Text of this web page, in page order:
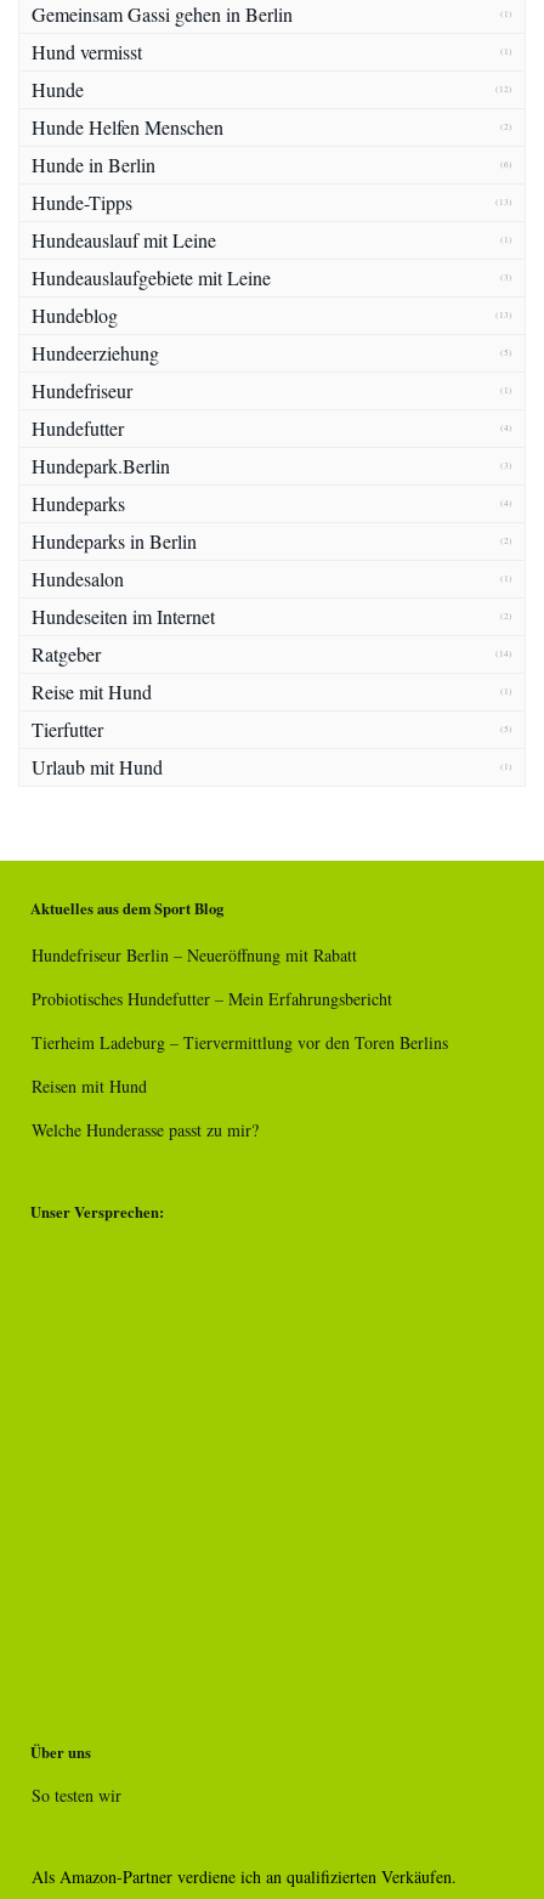
Gemeinsam Gassi gehen in Berlin (1)
Hund vermisst (1)
Hunde (12)
Hunde Helfen Menschen (2)
Hunde in Berlin (6)
Hunde-Tipps (13)
Hundeauslauf mit Leine (1)
Hundeauslaufgebiete mit Leine (3)
Hundeblog (13)
Hundeerziehung (5)
Hundefriseur (1)
Hundefutter (4)
Hundepark.Berlin (3)
Hundeparks (4)
Hundeparks in Berlin (2)
Hundesalon (1)
Hundeseiten im Internet (2)
Ratgeber (14)
Reise mit Hund (1)
Tierfutter (5)
Urlaub mit Hund (1)
Aktuelles aus dem Sport Blog
Hundefriseur Berlin – Neueröffnung mit Rabatt
Probiotisches Hundefutter – Mein Erfahrungsbericht
Tierheim Ladeburg – Tiervermittlung vor den Toren Berlins
Reisen mit Hund
Welche Hunderasse passt zu mir?
Unser Versprechen:
Über uns
So testen wir
Als Amazon-Partner verdiene ich an qualifizierten Verkäufen.